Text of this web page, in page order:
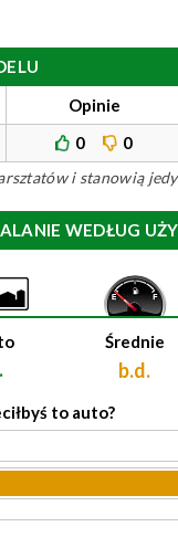
Opinie
0 0
i stanowią
WEDŁUG
Średnie
b.d.
to auto?